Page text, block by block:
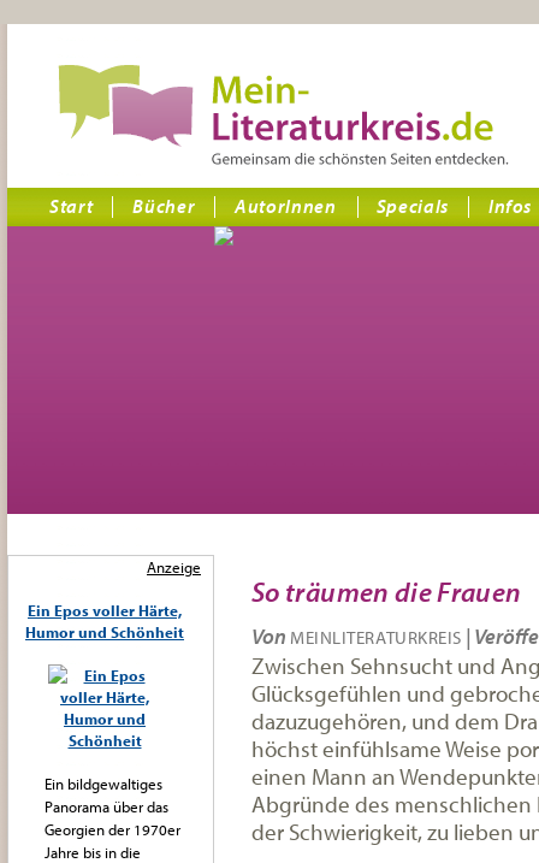
Start Bücher AutorInnen Specials Infos
So träumen die Frauen
Von MEINLITERATURKREIS |
Zwischen Sehnsucht und
Glücksgefühlen und
dazuzugehören, und dem
höchst einfühlsame Weise
einen Mann an
Abgründe des
der Schwierigkeit, zu lieben
Anzeige
Ein Epos voller Härte,
Humor und Schönheit
Ein bildgewaltiges
Panorama über das
Georgien der 1970er
Jahre bis in die